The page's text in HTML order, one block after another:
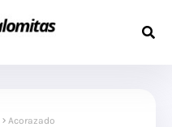
Acorazado